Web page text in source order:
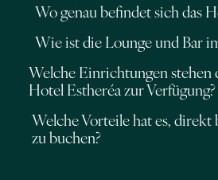
Wo genau befindet sich das
Wie ist die Lounge und Bar
Welche Einrichtungen stehen
Hotel Estheréa zur Verfügung?
Welche Vorteile hat es, direkt
zu buchen?